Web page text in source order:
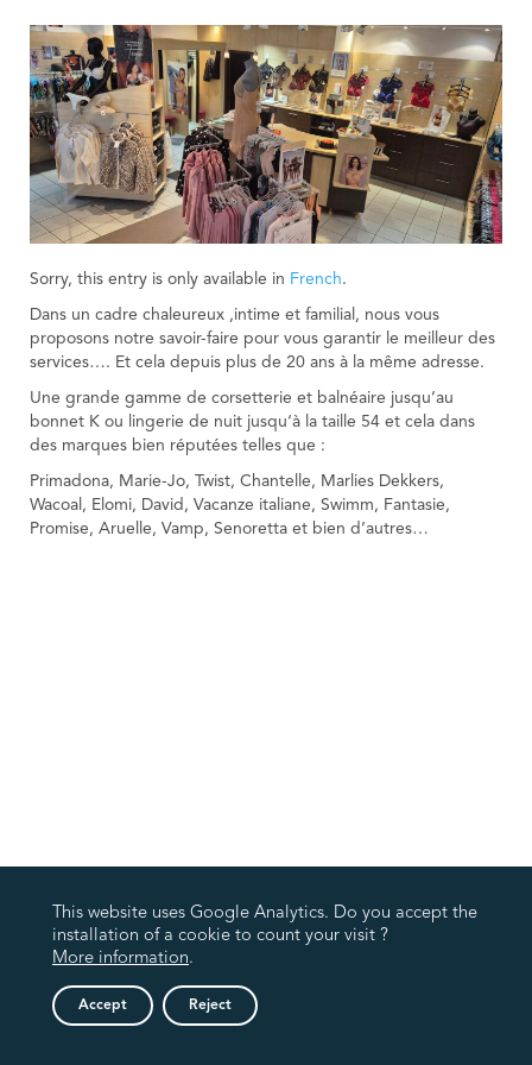
Sorry, this entry is only available in French.
Dans un cadre chaleureux ,intime et familial, nous vous
proposons notre savoir-faire pour vous garantir le meilleur des
services…. Et cela depuis plus de 20 ans à la même adresse.
Une grande gamme de corsetterie et balnéaire jusqu’au
bonnet K ou lingerie de nuit jusqu‘à la taille 54 et cela dans
des marques bien réputées telles que :
Primadona, Marie-Jo, Twist, Chantelle, Marlies Dekkers,
Wacoal, Elomi, David, Vacanze italiane, Swimm, Fantasie,
Promise, Aruelle, Vamp, Senoretta et bien d’autres…
This website uses Google Analytics. Do you accept the
installation of a cookie to count your visit ?
More information.
Accept Reject